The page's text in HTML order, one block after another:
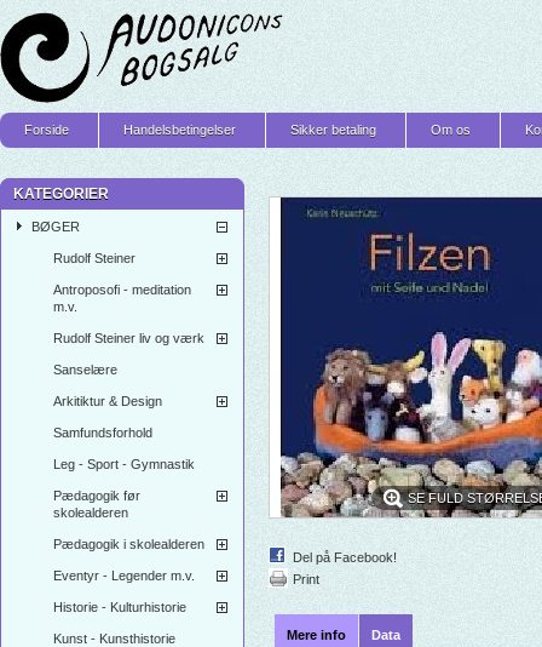
Forside Handelsbetingelser Sikker betaling Om os
KATEGORIER
BØGER
Rudolf Steiner
Antroposofi - meditation
m.v.
Rudolf Steiner liv og værk
Sanselære
Arkitiktur & Design
Samfundsforhold
Leg - Sport - Gymnastik
Pædagogik før
skolealderen
Pædagogik i skolealderen
Eventyr - Legender m.v.
Historie - Kulturhistorie
Kunst - Kunsthistorie
SE FULD
Del på Facebook!
Print
Mere info Data